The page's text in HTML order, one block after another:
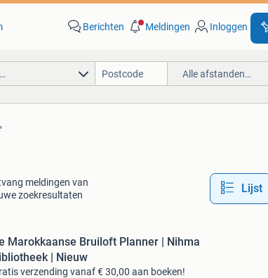
Berichten Meldingen Inloggen
Alle afstanden…
meldingen van
zoekresultaten
Lijst
Marokkaanse Bruiloft Planner | Nihma
| Nieuw
verzending vanaf € 30,00 aan boeken!